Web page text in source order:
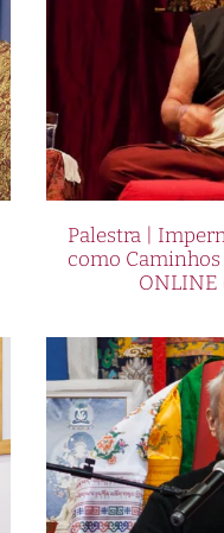
Palestra |
como Caminhos
ONLINE